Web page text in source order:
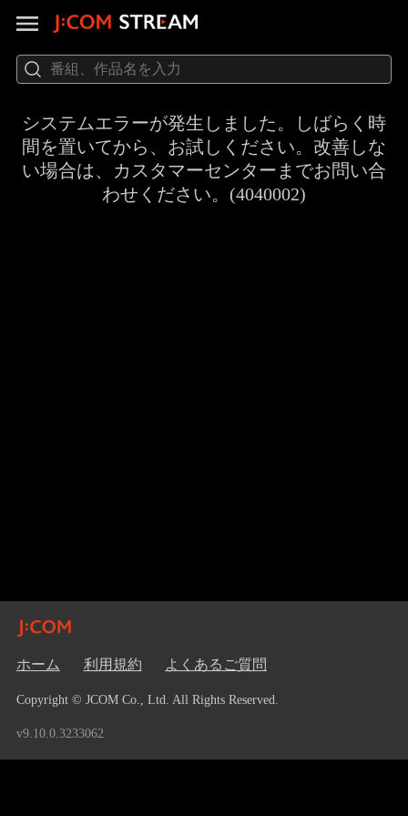
システムエラーが発生しました。しばらく時
間を置いてから、お試しください。改善しな
い場合は、カスタマーセンターまでお問い合
わせください。(4040002)
ホーム 利用規約 よくあるご質問
Copyright © JCOM Co., Ltd. All Rights Reserved.
v9.10.0.3233062